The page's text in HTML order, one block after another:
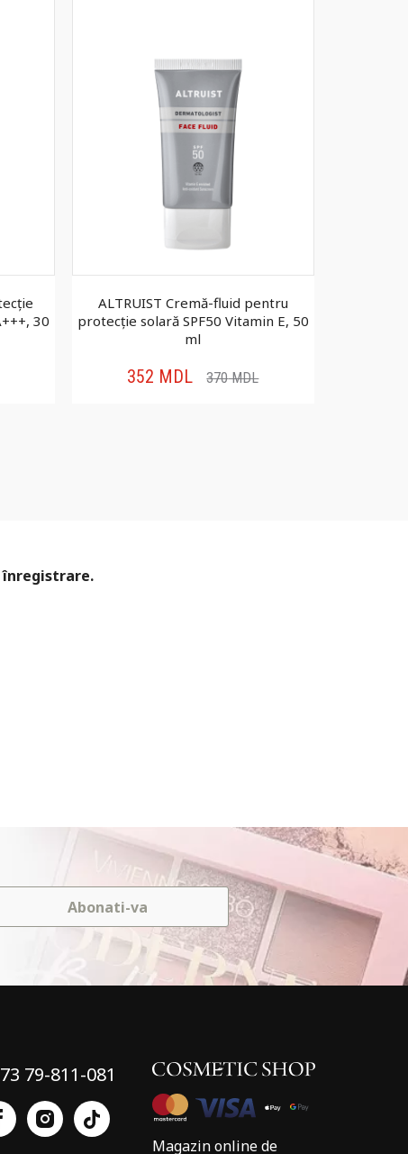
30
ALTRUIST Cremă-fluid pentru
protecție solară SPF50 Vitamin E, 50
ml
352 MDL 370MDL
înregistrare.
Abonati-va
79-811-081
Magazin online de